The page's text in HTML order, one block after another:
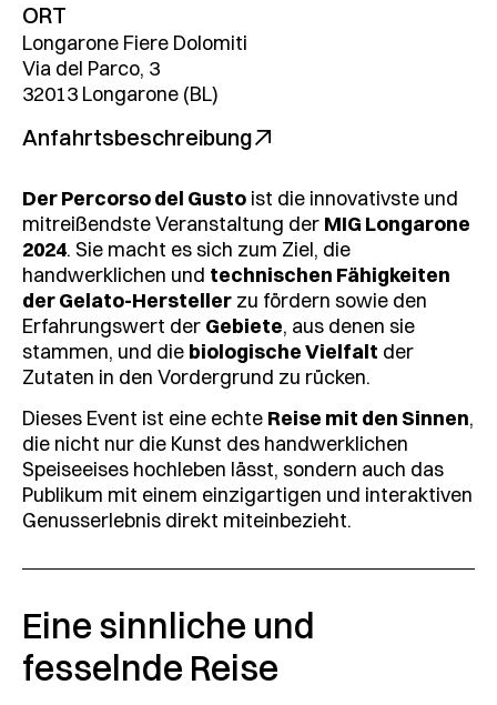
ORT
Longarone Fiere Dolomiti
Via del Parco, 3
32013 Longarone (BL)
Anfahrtsbeschreibung
Der Percorso del Gusto ist die innovativste und
mitreißendste Veranstaltung der MIG Longarone
2024. Sie macht es sich zum Ziel, die
handwerklichen und technischen Fähigkeiten
der Gelato-Hersteller zu fördern sowie den
Erfahrungswert der Gebiete, aus denen sie
stammen, und die biologische Vielfalt der
Zutaten in den Vordergrund zu rücken.
Dieses Event ist eine echte Reise mit den Sinnen,
die nicht nur die Kunst des handwerklichen
Speiseeises hochleben lässt, sondern auch das
Publikum mit einem einzigartigen und interaktiven
Genusserlebnis direkt miteinbezieht.
Eine sinnliche und
fesselnde Reise